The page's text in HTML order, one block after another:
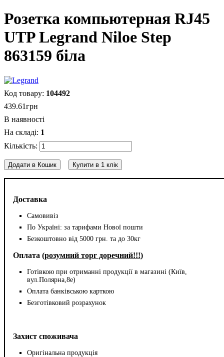
Розетка компьютерная RJ45
UTP Legrand Niloe Step
863159 біла
Доставка
Самовивіз
По Україні: за тарифами Нової пошти
Безкоштовно від 5000 грн. та до 30кг
Оплата (розумний торг доречний!!!)
Готівкою при отриманні продукції в магазині (Київ,
вул.Полярна,8е)
Оплата банківською карткою
Безготівковий розрахунок
Захист споживача
Оригінальна продукція
104492
439.61грн
В наявності
1
Додати в Кошик Купити в 1 клік